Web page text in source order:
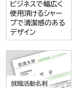
ビジネスで幅広く
使用頂けるシャー
プで清潔感のある
デザイン